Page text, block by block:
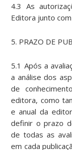
4.3 As
Editora junto
5. PRAZO DE
5.1 Após a
a análise dos
de
editora, como
e anual da
definir o prazo
de todas as
em cada